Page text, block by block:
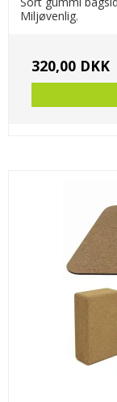
Miljøvenlig.
320,00 DKK